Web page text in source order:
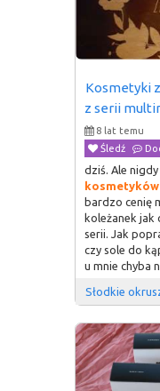
Kosmetyki
z serii
8 lat temu
Śledź
dziś. Ale nigdy
kosmetyków
bardzo cenię
koleżanek jak
serii. Jak
czy sole do
u mnie chyba
Słodkie